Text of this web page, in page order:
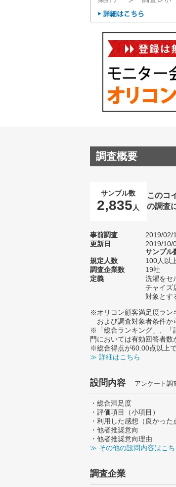
調査概要
サンプル数
2,835 人
このコ
の調査
事前調査
2019/02/
更新日
2019/10/
サンプル
規定人数
100人以
調査企業数
19社
定義
洗濯をセ
チャイズ
対象とす
※オリコン顧客満足度ラン
および調査対象者条件か
※「総合ランキング」、「
門においては有効回答者数
※総合得点が60.00点以上
≫ 詳細はこちら
設問内容 アンケート調
・総合満足度
・評価項目（小項目）
・利用した感想（良かった
・他者推奨意向
・他者推奨意向理由
≫ その他の設問内容はこち
調査企業